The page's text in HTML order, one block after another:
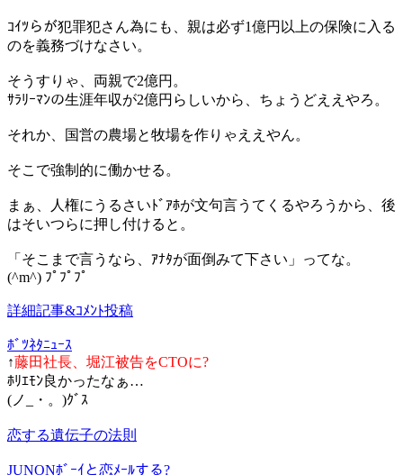
ｺｲﾂらが犯罪犯さん為にも、親は必ず1億円以上の保険に入る
のを義務づけなさい。
そうすりゃ、両親で2億円。
ｻﾗﾘｰﾏﾝの生涯年収が2億円らしいから、ちょうどええやろ。
それか、国営の農場と牧場を作りゃええやん。
そこで強制的に働かせる。
まぁ、人権にうるさいﾄﾞｱﾎが文句言うてくるやろうから、後
はそいつらに押し付けると。
「そこまで言うなら、ｱﾅﾀが面倒みて下さい」ってな。
(^m^) ﾌﾟﾌﾟﾌﾟ
詳細記事&ｺﾒﾝﾄ投稿
ﾎﾞﾂﾈﾀﾆｭｰｽ
↑藤田社長、堀江被告をCTOに?
ﾎﾘｴﾓﾝ良かったなぁ…
(ノ_・。)ｸﾞｽ
恋する遺伝子の法則
JUNONﾎﾞｰｲと恋ﾒｰﾙする?